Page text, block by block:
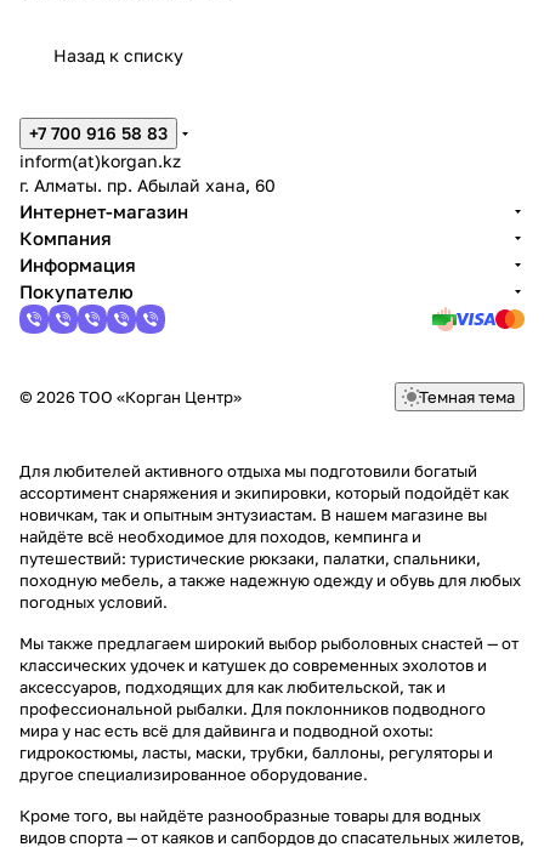
Назад к списку
+7 700 916 58 83
inform(at)korgan.kz
г. Алматы. пр. Абылай хана, 60
Интернет-магазин
Компания
Информация
Покупателю
© 2026 ТОО «Корган Центр» Темная тема
Для любителей активного отдыха мы подготовили богатый
ассортимент снаряжения и экипировки, который подойдёт как
новичкам, так и опытным энтузиастам. В нашем магазине вы
найдёте всё необходимое для походов, кемпинга и
путешествий: туристические рюкзаки, палатки, спальники,
походную мебель, а также надежную одежду и обувь для любых
погодных условий.
Мы также предлагаем широкий выбор рыболовных снастей — от
классических удочек и катушек до современных эхолотов и
аксессуаров, подходящих для как любительской, так и
профессиональной рыбалки. Для поклонников подводного
мира у нас есть всё для дайвинга и подводной охоты:
гидрокостюмы, ласты, маски, трубки, баллоны, регуляторы и
другое специализированное оборудование.
Кроме того, вы найдёте разнообразные товары для водных
видов спорта — от каяков и сапбордов до спасательных жилетов,